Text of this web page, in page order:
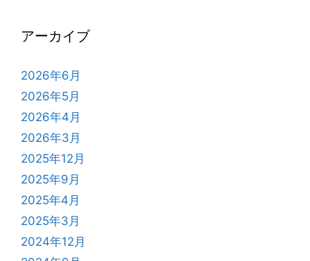
アーカイブ
2026年6月
2026年5月
2026年4月
2026年3月
2025年12月
2025年9月
2025年4月
2025年3月
2024年12月